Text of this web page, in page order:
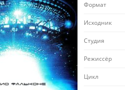
Формат
Исходник
Студия
Режиссёр
Цикл